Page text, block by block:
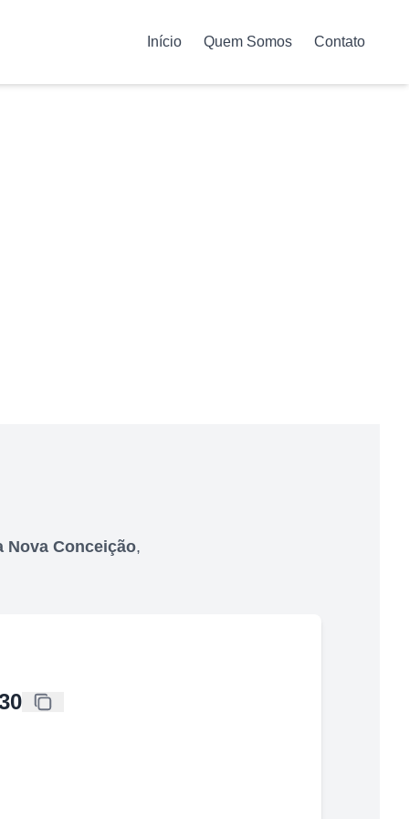
Início Quem Somos Contato
Nova Conceição,